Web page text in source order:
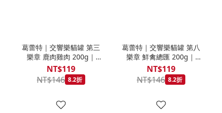
葛蕾特｜交響樂貓罐 第三
樂章 鹿肉雞肉 200g｜
GranataPet 200克 主食罐
無穀罐 無膠罐 主食貓罐 德
罐
NT$119
NT$146 8.2折
葛蕾特｜交響樂貓罐 第八
樂章 鮮禽總匯 200g｜
GranataPet 200克 主食罐
無穀罐 無膠罐 主食貓罐 德
罐
NT$119
NT$146 8.2折